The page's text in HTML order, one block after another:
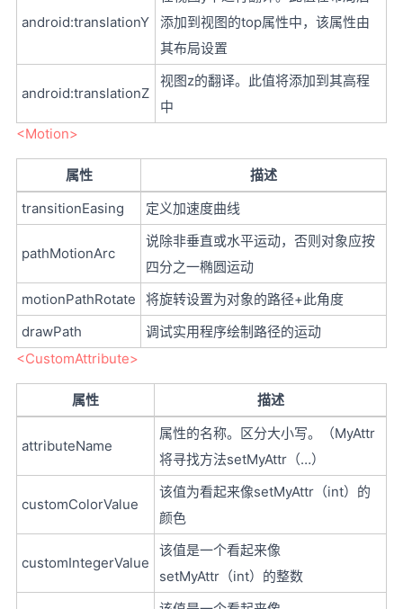
android:translationY
添加到视图的top属性中，该属性由
其布局设置
android:translationZ
视图z的翻译。此值将添加到其高程
中
<Motion>
属性
描述
transitionEasing
定义加速度曲线
pathMotionArc
说除非垂直或水平运动，否则对象应按
四分之一椭圆运动
motionPathRotate
将旋转设置为对象的路径+此角度
drawPath
调试实用程序绘制路径的运动
<CustomAttribute>
属性 描述
attributeName
属性的名称。区分大小写。（MyAttr
将寻找方法setMyAttr（…）
customColorValue
该值为看起来像setMyAttr（int）的
颜色
customIntegerValue
该值是一个看起来像
setMyAttr（int）的整数